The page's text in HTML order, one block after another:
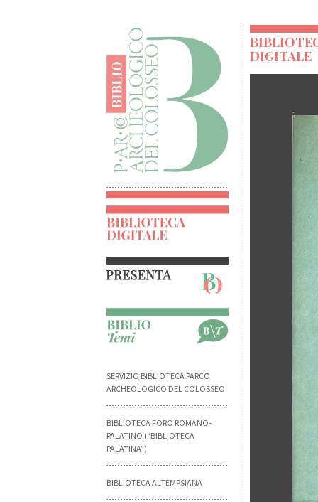
SERVIZIO BIBLIOTECA PARCO
ARCHEOLOGICO DEL COLOSSEO
BIBLIOTECA FORO ROMANO-
PALATINO (“BIBLIOTECA
PALATINA”)
BIBLIOTECA ALTEMPSIANA
DIGITALE